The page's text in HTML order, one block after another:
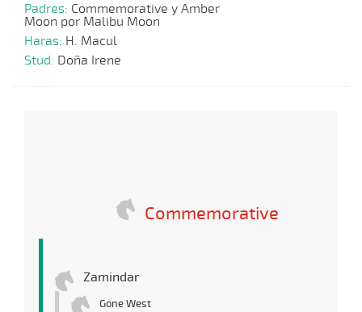
Padres: Commemorative y Amber
Moon por Malibu Moon
Haras: H. Macul
Stud: Doña Irene
Commemorative
Zamindar
Gone West